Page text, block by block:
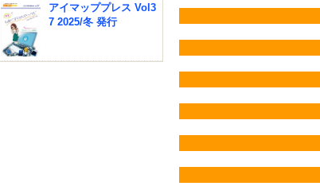
アイマッププレス Vol3
7 2025/冬 発行